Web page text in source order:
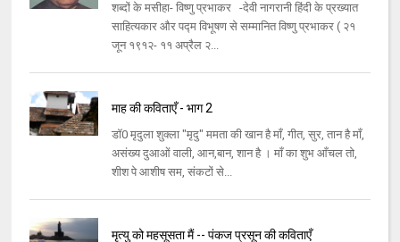
शब्दों के मसीहा- विष्णु प्रभाकर -देवी नागरानी हिंदी के प्रख्यात
साहित्यकार और पद्म विभूषण से सम्मानित विष्णु प्रभाकर ( २१
जून १९१२- ११ अप्रैल २...
माह की कविताएँ - भाग 2
डॉ0 मृदुला शुक्ला "मृदु" ममता की खान है माँ, गीत, सुर, तान है माँ,
असंख्य दुआओं वाली, आन,बान, शान है । माँ का शुभ आँचल तो,
शीश पे आशीष सम, संकटों से...
मृत्यु को महसूसता मैं -- पंकज प्रसून की कविताएँ